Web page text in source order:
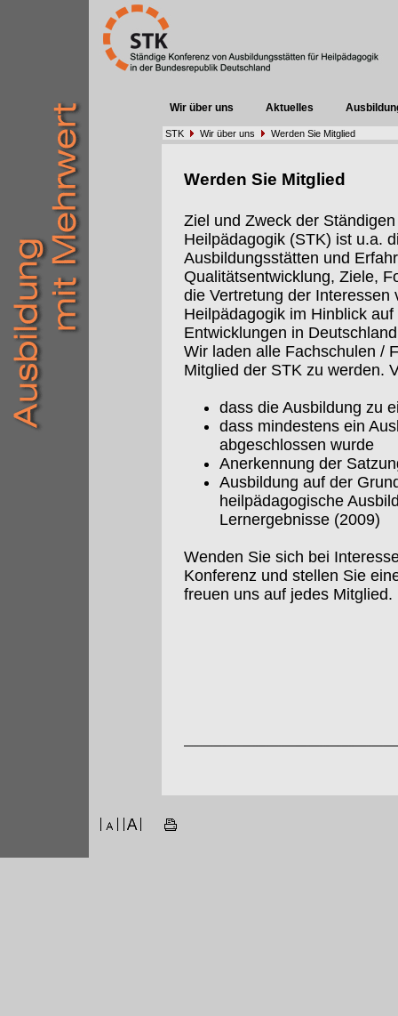
Wir über uns Aktuelles
STK Wir über uns Werden Sie Mitglied
Werden Sie Mitglied
Ziel und Zweck der
Heilpädagogik (STK) ist u.a.
Ausbildungsstätten und
Qualitätsentwicklung, Ziele,
die Vertretung der Interessen
Heilpädagogik im Hinblick
Entwicklungen in
Wir laden alle Fachschulen /
Mitglied der STK zu werden.
dass die Ausbildung zu
dass mindestens ein
abgeschlossen wurde
Anerkennung der
Ausbildung auf der
heilpädagogische
Lernergebnisse (2009)
Wenden Sie sich bei
Konferenz und stellen Sie
freuen uns auf jedes Mitglied.